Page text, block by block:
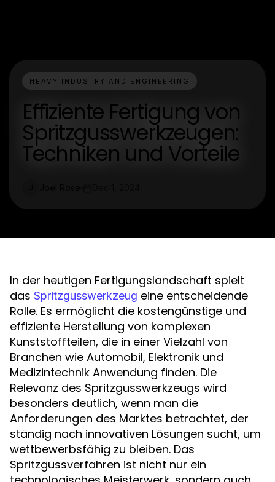
HEAVY INDUSTRY AND ENGINEERING
Effiziente Fertigung von
Spritzgusswerkzeugen:
Techniken und Vorteile
In der heutigen Fertigungslandschaft spielt
das Spritzgusswerkzeug eine entscheidende
Rolle. Es ermöglicht die kostengünstige und
effiziente Herstellung von komplexen
Kunststoffteilen, die in einer Vielzahl von
Branchen wie Automobil, Elektronik und
Medizintechnik Anwendung finden. Die
Relevanz des Spritzgusswerkzeugs wird
besonders deutlich, wenn man die
Anforderungen des Marktes betrachtet, der
ständig nach innovativen Lösungen sucht, um
wettbewerbsfähig zu bleiben. Das
Spritzgussverfahren ist nicht nur ein